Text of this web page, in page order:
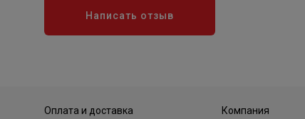
Написать отзыв
Оплата и доставка Компания